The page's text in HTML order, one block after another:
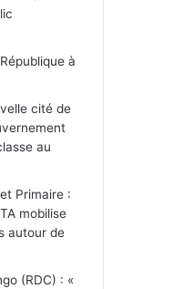
à
cité de
au
Primaire :
mobilise
autour de
(RDC) : «